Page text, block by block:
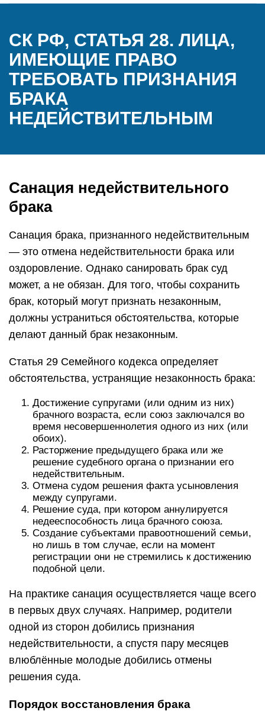
СК РФ, СТАТЬЯ 28. ЛИЦА,
ИМЕЮЩИЕ ПРАВО
ТРЕБОВАТЬ ПРИЗНАНИЯ
БРАКА
НЕДЕЙСТВИТЕЛЬНЫМ
Санация недействительного
брака
Санация брака, признанного недействительным
— это отмена недействительности брака или
оздоровление. Однако санировать брак суд
может, а не обязан. Для того, чтобы сохранить
брак, который могут признать незаконным,
должны устраниться обстоятельства, которые
делают данный брак незаконным.
Статья 29 Семейного кодекса определяет
обстоятельства, устранящие незаконность брака:
Достижение супругами (или одним из них)
брачного возраста, если союз заключался во
время несовершеннолетия одного из них (или
обоих).
Расторжение предыдущего брака или же
решение судебного органа о признании его
недействительным.
Отмена судом решения факта усыновления
между супругами.
Решение суда, при котором аннулируется
недееспособность лица брачного союза.
Создание субъектами правоотношений семьи,
но лишь в том случае, если на момент
регистрации они не стремились к достижению
подобной цели.
На практике санация осуществляется чаще всего
в первых двух случаях. Например, родители
одной из сторон добились признания
недействительности, а спустя пару месяцев
влюблённые молодые добились отмены
решения суда.
Порядок восстановления брака